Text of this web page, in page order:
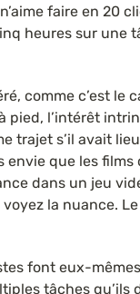
faire en 20
heures sur une
comme c’est le
pied, l’intérêt
trajet s’il avait
envie que les
dans un jeu
la nuance.
font eux-
tâches qu’ils